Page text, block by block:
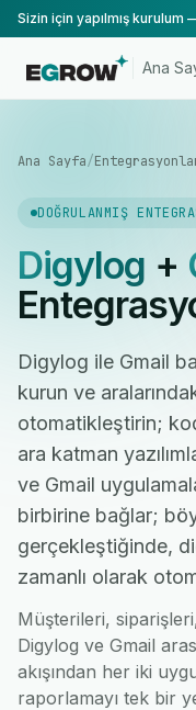
Ana
Ana Sayfa/
DOĞRULANMIŞ
Digylog +
Digylog ile Gmail
kurun ve
otomatikleştirin;
ara katman
ve Gmail
birbirine bağlar;
gerçekleştiğinde,
zamanlı olarak
Müşterileri,
Digylog ve Gmail
akışından her iki
raporlamayı tek bir